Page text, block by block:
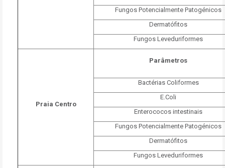
Fungos Potencialmente Patogénicos
Dermatófitos
Fungos Leveduriformes
Praia Centro
Parâmetros
Bactérias Coliformes
E.Coli
Enterococos intestinais
Fungos Potencialmente Patogénicos
Dermatófitos
Fungos Leveduriformes